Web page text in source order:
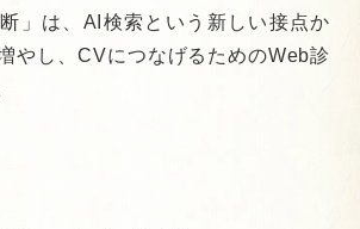
」は、 AI検索という新しい接点か
やし、CVにつなげるためのWeb診